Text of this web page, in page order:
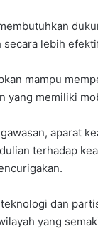
lebih
mampu
yang memiliki
aparat
terhadap
dan
yang